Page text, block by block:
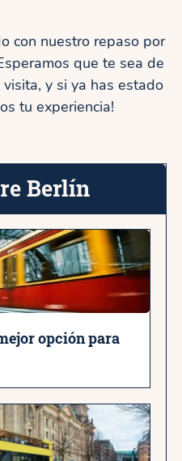
con nuestro repaso por
que te sea de
y si ya has estado
tu experiencia!
Berlín
opción para